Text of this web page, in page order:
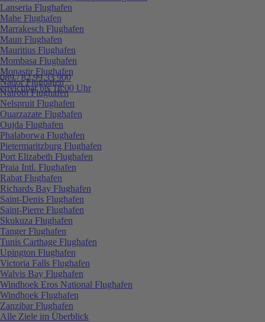
089 / 82 99 33 900
erreichbar bis 18:00 Uhr
Lanseria Flughafen
Mahe Flughafen
Marrakesch Flughafen
Maun Flughafen
Mauritius Flughafen
Mombasa Flughafen
Monastir Flughafen
Nador Flughafen
Nairobi Flughafen
Nelspruit Flughafen
Ouarzazate Flughafen
Oujda Flughafen
Phalaborwa Flughafen
Pietermaritzburg Flughafen
Port Elizabeth Flughafen
Praia Intl. Flughafen
Rabat Flughafen
Richards Bay Flughafen
Saint-Denis Flughafen
Saint-Pierre Flughafen
Skukuza Flughafen
Tanger Flughafen
Tunis Carthage Flughafen
Upington Flughafen
Victoria Falls Flughafen
Walvis Bay Flughafen
Windhoek Eros National Flughafen
Windhoek Flughafen
Zanzibar Flughafen
Alle Ziele im Überblick